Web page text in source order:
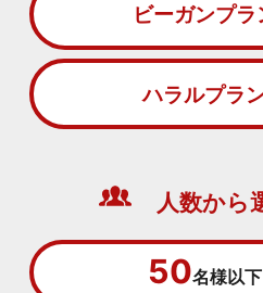
ビーガンプラ
ハラルプラ
人数から
50名様以下